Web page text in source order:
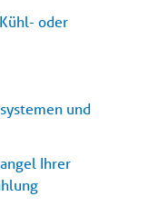
oder
und
Ihrer